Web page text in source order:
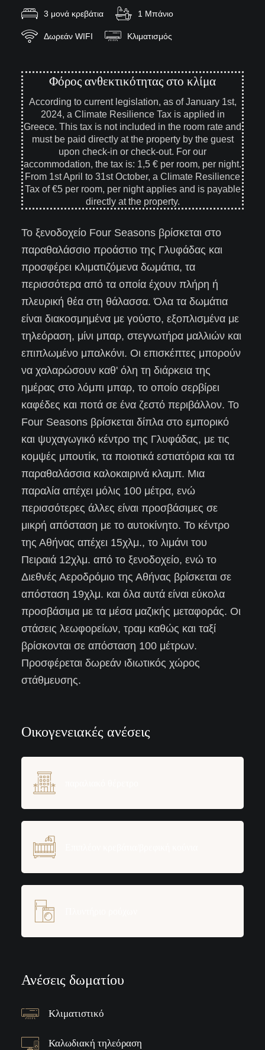
3 μονά κρεβάτια 1 Μπάνιο
Δωρεάν WIFI Κλιματισμός
Φόρος ανθεκτικότητας στο κλίμα
According to current legislation, as of January 1st,
2024, a Climate Resilience Tax is applied in
Greece. This tax is not included in the room rate and
must be paid directly at the property by the guest
upon check-in or check-out. For our
accommodation, the tax is: 1,5 € per room, per night.
From 1st April to 31st October, a Climate Resilience
Tax of €5 per room, per night applies and is payable
directly at the property.
Το ξενοδοχείο Four Seasons βρίσκεται στο
παραθαλάσσιο προάστιο της Γλυφάδας και
προσφέρει κλιματιζόμενα δωμάτια, τα
περισσότερα από τα οποία έχουν πλήρη ή
πλευρική θέα στη θάλασσα. Όλα τα δωμάτια
είναι διακοσμημένα με γούστο, εξοπλισμένα με
τηλεόραση, μίνι μπαρ, στεγνωτήρα μαλλιών και
επιπλωμένο μπαλκόνι. Οι επισκέπτες μπορούν
να χαλαρώσουν καθ' όλη τη διάρκεια της
ημέρας στο λόμπι μπαρ, το οποίο σερβίρει
καφέδες και ποτά σε ένα ζεστό περιβάλλον. Το
Four Seasons βρίσκεται δίπλα στο εμπορικό
και ψυχαγωγικό κέντρο της Γλυφάδας, με τις
κομψές μπουτίκ, τα ποιοτικά εστιατόρια και τα
παραθαλάσσια καλοκαιρινά κλαμπ. Μια
παραλία απέχει μόλις 100 μέτρα, ενώ
περισσότερες άλλες είναι προσβάσιμες σε
μικρή απόσταση με το αυτοκίνητο. Το κέντρο
της Αθήνας απέχει 15χλμ., το λιμάνι του
Πειραιά 12χλμ. από το ξενοδοχείο, ενώ το
Διεθνές Αεροδρόμιο της Αθήνας βρίσκεται σε
απόσταση 19χλμ. και όλα αυτά είναι εύκολα
προσβάσιμα με τα μέσα μαζικής μεταφοράς. Οι
στάσεις λεωφορείων, τραμ καθώς και ταξί
βρίσκονται σε απόσταση 100 μέτρων.
Προσφέρεται δωρεάν ιδιωτικός χώρος
στάθμευσης.
Οικογενειακές ανέσεις
Ανέσεις δωματίου
Κλιματιστικό
Καλωδιακή τηλεόραση